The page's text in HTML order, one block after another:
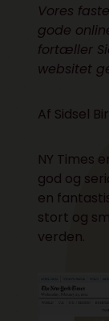
Vores
gode
fortæller
websitet
Af Sidsel
NY Times
god og
en
stort og
verden.